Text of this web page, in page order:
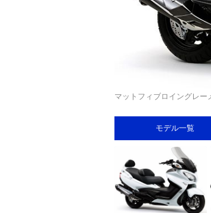
マットフィブロイングレー
モデル一覧